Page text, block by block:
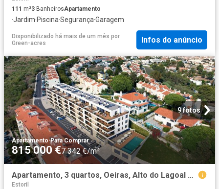
111 m²3 BanheirosApartamento
·Jardim·Piscina·Segurança·Garagem
Disponibilizado há mais de um mês por
Green-acres
Infos do anúncio
9 fotos
Apartamento·Para Comprar
815 000 €7 342 €/m²
Apartamento, 3 quartos, Oeiras, Alto do Lagoal 111m² Paco de Arcos
Estoril